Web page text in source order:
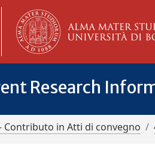
Research
Contributo in Atti di convegno